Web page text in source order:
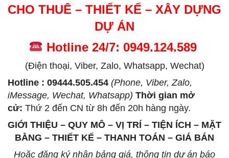
CHO THUÊ – THIẾT KẾ – XÂY DỰNG
DỰ ÁN
Hotline 24/7: 0949.124.589
(Điện thoại, Viber, Zalo, Whatsapp, Wechat)
Hotline : 09444.505.454 (Phone, Viber, Zalo,
iMessage, Wechat, Whatsapp) Thời gian mở
cử: Thứ 2 đến CN từ 8h đến 20h hàng ngày.
GIỚI THIỆU – QUY MÔ – VỊ TRÍ – TIỆN ÍCH – MẶT
BẰNG – THIẾT KẾ – THANH TOÁN – GIÁ BÁN
Hoặc đăng ký nhận bảng giá, thông tin dự án báo